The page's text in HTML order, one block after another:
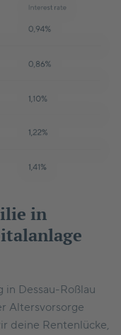
in
in Dessau-Roßlau
Altersvorsorge
deine Rentenlücke,